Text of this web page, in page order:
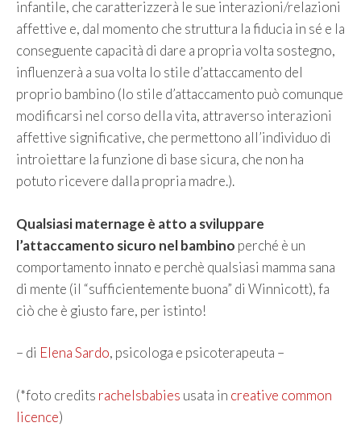
infantile, che caratterizzerà le sue interazioni/relazioni
affettive e, dal momento che struttura la fiducia in sé e la
conseguente capacità di dare a propria volta sostegno,
influenzerà a sua volta lo stile d’attaccamento del
proprio bambino (lo stile d’attaccamento può comunque
modificarsi nel corso della vita, attraverso interazioni
affettive significative, che permettono all’individuo di
introiettare la funzione di base sicura, che non ha
potuto ricevere dalla propria madre.).
Qualsiasi maternage è atto a sviluppare
l’attaccamento sicuro nel bambino perché è un
comportamento innato e perchè qualsiasi mamma sana
di mente (il “sufficientemente buona” di Winnicott), fa
ciò che è giusto fare, per istinto!
– di Elena Sardo, psicologa e psicoterapeuta –
(*foto credits rachelsbabies usata in creative common
licence)